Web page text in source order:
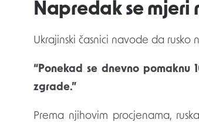
Napredak se mjeri
Ukrajinski časnici navode da
“Ponekad se dnevno
zgrade.”
Prema njihovim procjenama,